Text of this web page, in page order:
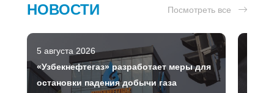
НОВОСТИ Посмотреть все
5 августа 2026
«Узбекнефтегаз» разработает меры для
остановки падения добычи газа